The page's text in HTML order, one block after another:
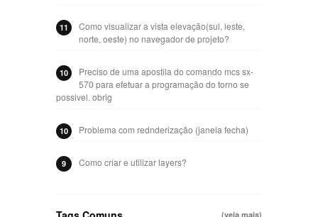
11
Como visualizar a vista elevação(sul, leste,
norte, oeste) no navegador de projeto?
10
Preciso de uma apostila do comando mcs sx-
570 para efetuar a programação do torno se
possivel. obrig
10 Problema com rednderização (janela fecha)
9 Como criar e utilizar layers?
(veja mais)